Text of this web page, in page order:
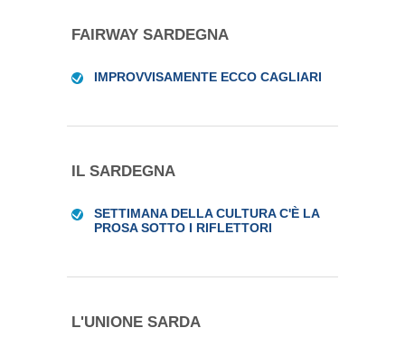
FAIRWAY SARDEGNA
IMPROVVISAMENTE ECCO CAGLIARI
IL SARDEGNA
SETTIMANA DELLA CULTURA C'È LA
PROSA SOTTO I RIFLETTORI
L'UNIONE SARDA